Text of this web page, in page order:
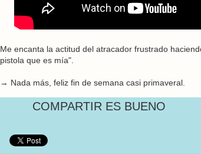
Me encanta la actitud del atracador frustrado
pistola que es mía".
→ Nada más, feliz fin de semana casi primaveral.
COMPARTIR ES BUENO